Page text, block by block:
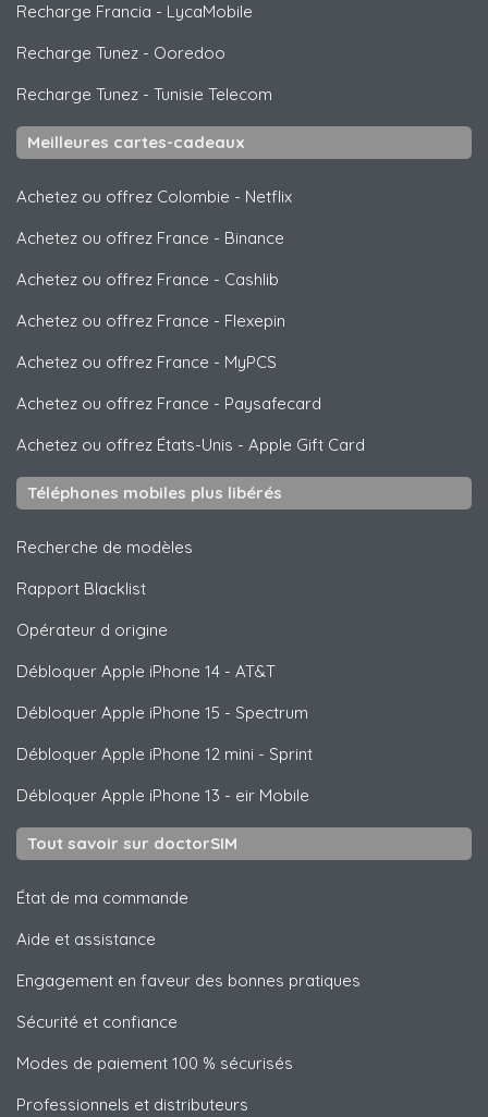
Recharge Francia - LycaMobile
Recharge Tunez - Ooredoo
Recharge Tunez - Tunisie Telecom
Meilleures cartes-cadeaux
Achetez ou offrez Colombie - Netflix
Achetez ou offrez France - Binance
Achetez ou offrez France - Cashlib
Achetez ou offrez France - Flexepin
Achetez ou offrez France - MyPCS
Achetez ou offrez France - Paysafecard
Achetez ou offrez États-Unis - Apple Gift Card
Téléphones mobiles plus libérés
Recherche de modèles
Rapport Blacklist
Opérateur d origine
Débloquer Apple iPhone 14 - AT&T
Débloquer Apple iPhone 15 - Spectrum
Débloquer Apple iPhone 12 mini - Sprint
Débloquer Apple iPhone 13 - eir Mobile
Tout savoir sur doctorSIM
État de ma commande
Aide et assistance
Engagement en faveur des bonnes pratiques
Sécurité et confiance
Modes de paiement 100 % sécurisés
Professionnels et distributeurs